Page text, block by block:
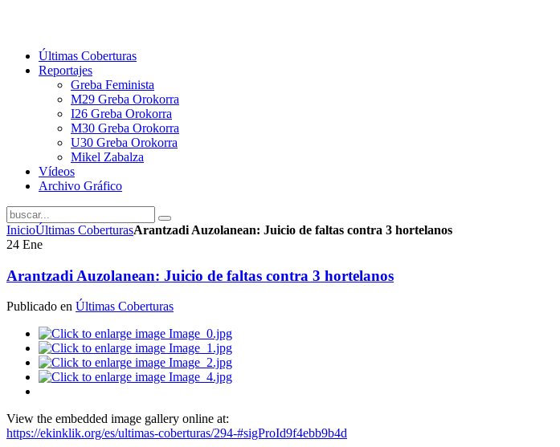
Últimas Coberturas
Reportajes
Greba Feminista
M29 Greba Orokorra
I26 Greba Orokorra
M30 Greba Orokorra
U30 Greba Orokorra
Mikel Zabalza
Vídeos
Archivo Gráfico
InicioÚltimas CoberturasArantzadi Auzolanean: Juicio de faltas contra 3 hortelanos
24 Ene
Arantzadi Auzolanean: Juicio de faltas contra 3 hortelanos
Publicado en Últimas Coberturas
View the embedded image gallery online at:
https://ekinklik.org/es/ultimas-coberturas/294-#sigProId9f4ebb9b4d